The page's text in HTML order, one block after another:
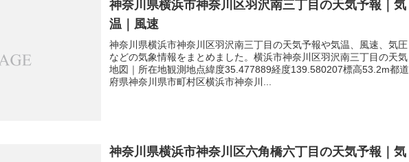
神奈川県横浜市神奈川区羽沢南三丁目の天気予報｜気
温｜風速
神奈川県横浜市神奈川区羽沢南三丁目の天気予報や気温、風速、気圧
などの気象情報をまとめました。横浜市神奈川区羽沢南三丁目の天気
地図｜所在地観測地点緯度35.477889経度139.580207標高53.2m都道
府県神奈川県市町村区横浜市神奈川...
神奈川県横浜市神奈川区六角橋六丁目の天気予報｜気